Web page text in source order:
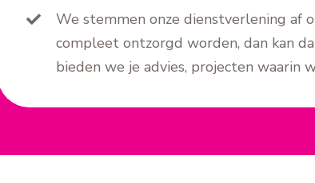
We stemmen onze dienstverlening af
compleet ontzorgd worden, dan kan
bieden we je advies, projecten waarin